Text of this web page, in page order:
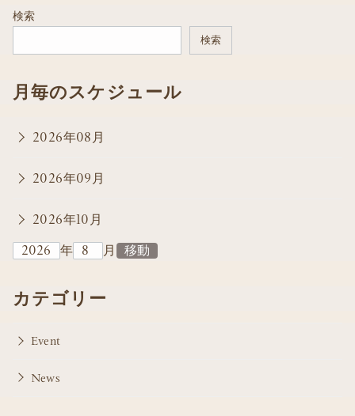
検索
検索
月毎のスケジュール
2026年08月
2026年09月
2026年10月
年
月
カテゴリー
Event
News